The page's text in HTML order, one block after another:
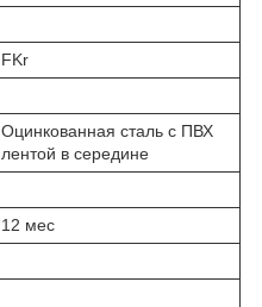
FKr
Оцинкованная сталь с ПВХ
лентой в середине
12 мес